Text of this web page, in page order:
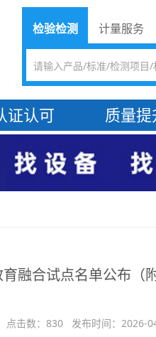
检验检测 计量服务
证认可 质量提
融合试点名单公布（
击数：830 发布时间：2026-